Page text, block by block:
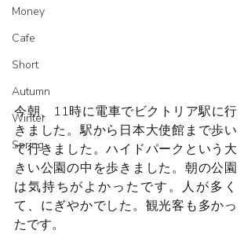
Money
Cafe
Short
Autumn
Winter
Spring
今朝、11時に電車でビクトリア駅に行
きました。駅から日本大使館まで歩い
て行きました。ハイドパークという大
きい公園の中を歩きました。朝の公園
は気持ちがよかったです。人が多く
て、にぎやかでした。観光客も多かっ
たです。